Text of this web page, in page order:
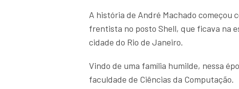
A história de André Machado começou
frentista no posto Shell, que ficava na
cidade do Rio de Janeiro.
Vindo de uma família humilde, nessa
faculdade de Ciências da Computação.